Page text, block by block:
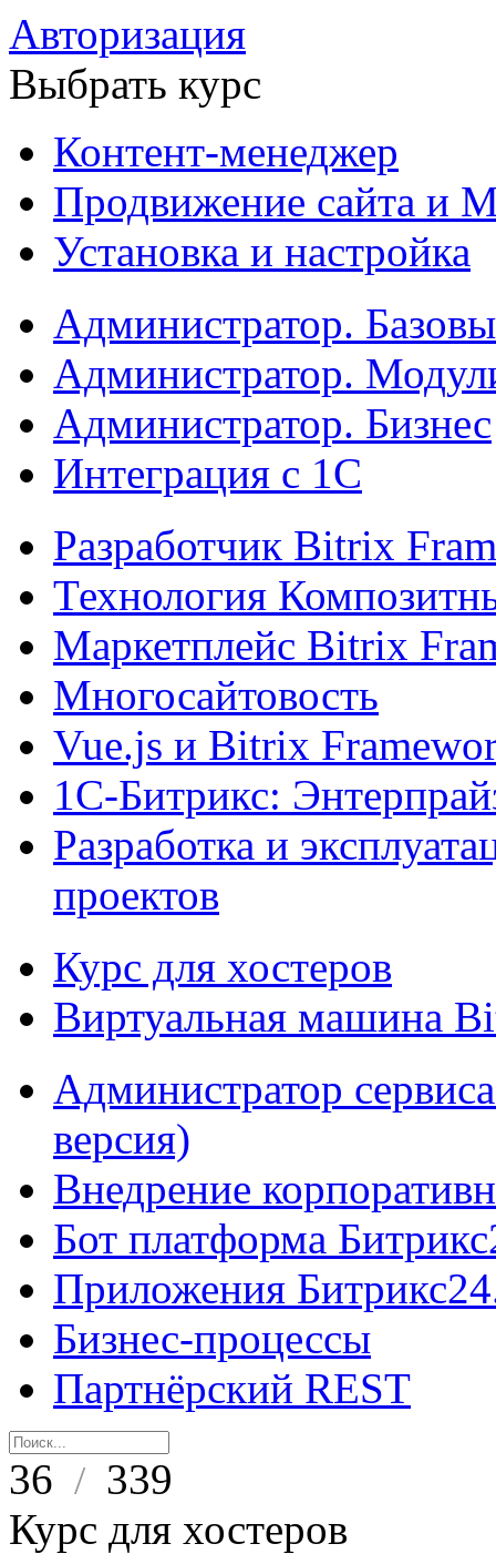
Авторизация
Выбрать курс
Контент-менеджер
Продвижение сайта и
Установка и настройка
Администратор.
Администратор.
Администратор. Бизнес
Интеграция с 1С
Разработчик Bitrix
Технология
Маркетплейс Bitrix
Многосайтовость
Vue.js и Bitrix
1С-Битрикс:
Разработка и
проектов
Курс для хостеров
Виртуальная машина
Администратор
версия)
Внедрение
Бот платформа
Приложения
Бизнес-процессы
Партнёрский REST
36 / 339
Курс для хостеров